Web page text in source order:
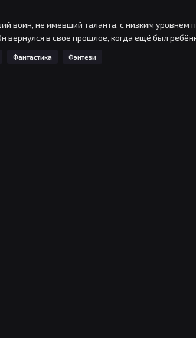
воин, не имевший таланта, с низким уровнем
вернулся в свое прошлое, когда ещё был
Фантастика Фэнтези